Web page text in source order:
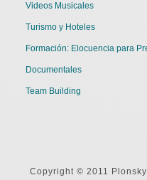
Videos Musicales
Turismo y Hoteles
Formación: Elocuencia para
Documentales
Team Building
Copyright © 2011